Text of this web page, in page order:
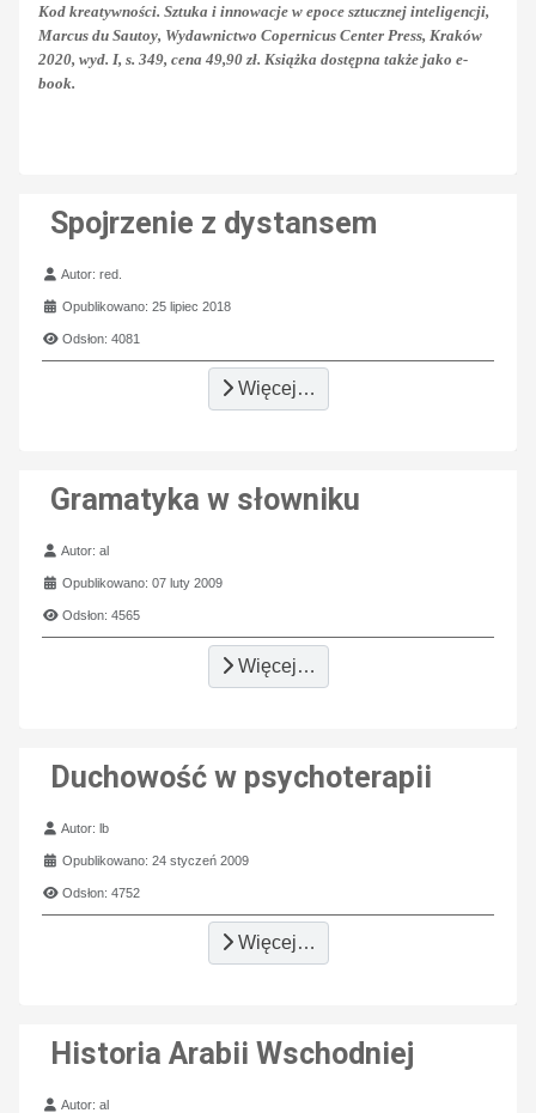
Kod kreatywności. Sztuka i innowacje w epoce sztucznej inteligencji,
Marcus du Sautoy, Wydawnictwo Copernicus Center Press, Kraków
2020, wyd. I, s. 349, cena 49,90 zł. Książka dostępna także jako e-
book.
Spojrzenie z dystansem
Szczegóły
Autor:red.
Opublikowano: 25 lipiec 2018
Odsłon: 4081
Więcej…
Gramatyka w słowniku
Szczegóły
Autor:al
Opublikowano: 07 luty 2009
Odsłon: 4565
Więcej…
Duchowość w psychoterapii
Szczegóły
Autor:lb
Opublikowano: 24 styczeń 2009
Odsłon: 4752
Więcej…
Historia Arabii Wschodniej
Szczegóły
Autor:al